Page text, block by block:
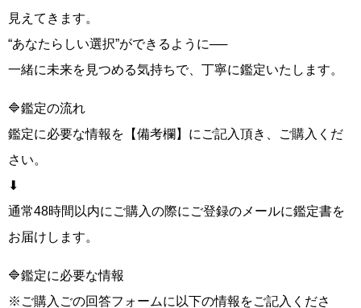
見えてきます。
“あなたらしい選択”ができるように──
一緒に未来を見つめる気持ちで、丁寧に鑑定いたします。
🔷鑑定の流れ
鑑定に必要な情報を【備考欄】にご記入頂き、ご購入くだ
さい。
⬇︎
通常48時間以内にご購入の際にご登録のメールに鑑定書を
お届けします。
🔷鑑定に必要な情報
※ご購入ごの回答フォームに以下の情報をご記入くださ